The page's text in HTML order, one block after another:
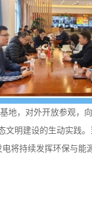
对外开放参观，向
建设的生动实践
将持续发挥环保与